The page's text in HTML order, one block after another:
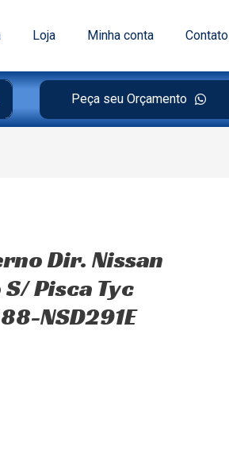
Loja Minha conta Contato
Peça seu Orçamento
Dir. Nissan
Pisca Tyc
NSD291E